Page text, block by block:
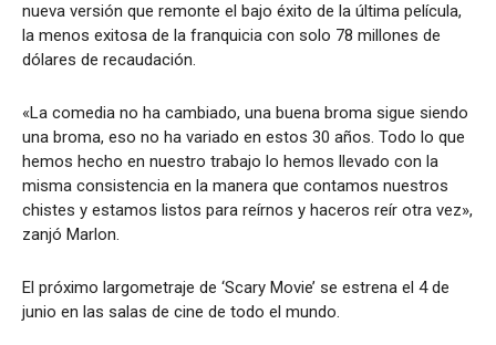
nueva versión que remonte el bajo éxito de la última película,
la menos exitosa de la franquicia con solo 78 millones de
dólares de recaudación.
«La comedia no ha cambiado, una buena broma sigue siendo
una broma, eso no ha variado en estos 30 años. Todo lo que
hemos hecho en nuestro trabajo lo hemos llevado con la
misma consistencia en la manera que contamos nuestros
chistes y estamos listos para reírnos y haceros reír otra vez»,
zanjó Marlon.
El próximo largometraje de ‘Scary Movie’ se estrena el 4 de
junio en las salas de cine de todo el mundo.